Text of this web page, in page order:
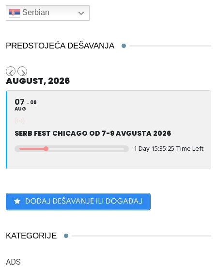
Serbian
PREDSTOJEĆA DEŠAVANJA
AUGUST, 2026
07
AUG
09
SERB FEST CHICAGO OD 7-9 AVGUSTA 2026
1 Day 15:35:25 Time Left
KATEGORIJE
ADS